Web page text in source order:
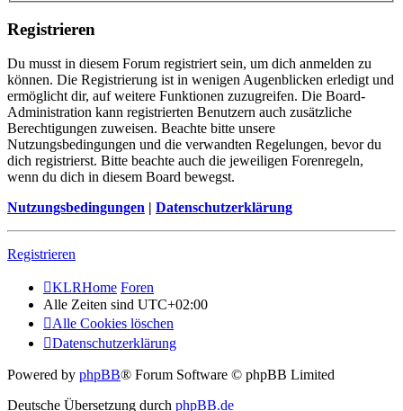
Registrieren
Du musst in diesem Forum registriert sein, um dich anmelden zu
können. Die Registrierung ist in wenigen Augenblicken erledigt und
ermöglicht dir, auf weitere Funktionen zuzugreifen. Die Board-
Administration kann registrierten Benutzern auch zusätzliche
Berechtigungen zuweisen. Beachte bitte unsere
Nutzungsbedingungen und die verwandten Regelungen, bevor du
dich registrierst. Bitte beachte auch die jeweiligen Forenregeln,
wenn du dich in diesem Board bewegst.
Nutzungsbedingungen | Datenschutzerklärung
Registrieren
KLRHome Foren
Alle Zeiten sind UTC+02:00
Alle Cookies löschen
Datenschutzerklärung
Powered by phpBB® Forum Software © phpBB Limited
Deutsche Übersetzung durch phpBB.de